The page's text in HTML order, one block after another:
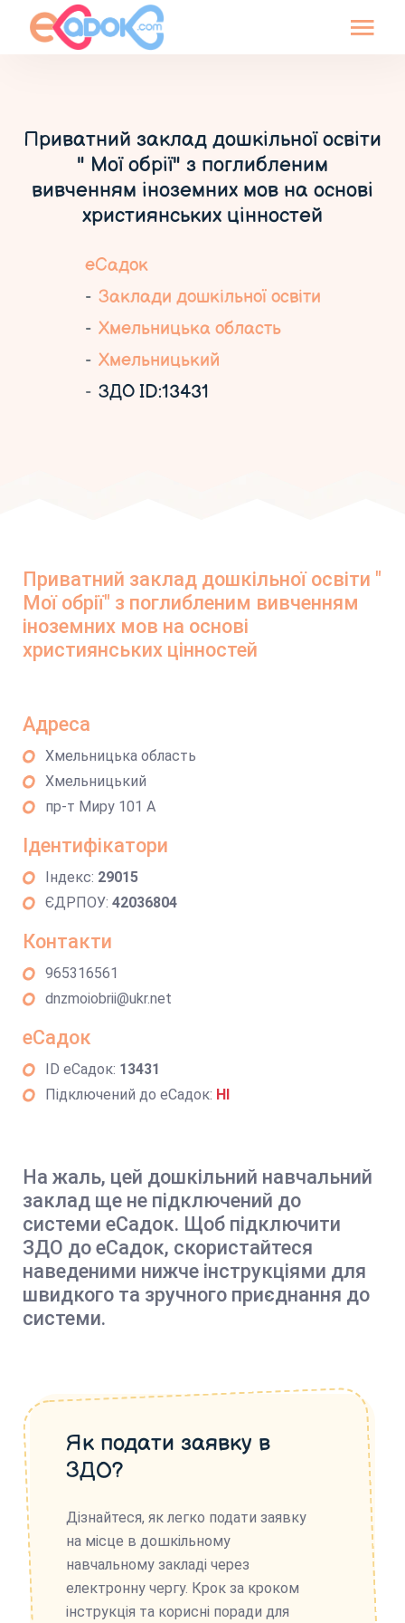
Приватний заклад дошкільної освіти
" Мої обрії" з поглибленим
вивченням іноземних мов на основі
християнських цінностей
еСадок
Заклади дошкільної освіти
Хмельницька область
Хмельницький
ЗДО ID:13431
Приватний заклад дошкільної освіти "
Мої обрії" з поглибленим вивченням
іноземних мов на основі
християнських цінностей
Адреса
Хмельницька область
Хмельницький
пр-т Миру 101 А
Ідентифікатори
Індекс: 29015
ЄДРПОУ: 42036804
Контакти
965316561
dnzmoiobrii@ukr.net
еСадок
ID еСадок: 13431
Підключений до еСадок: НІ
На жаль, цей дошкільний навчальний
заклад ще не підключений до
системи еСадок. Щоб підключити
ЗДО до еСадок, скористайтеся
наведеними нижче інструкціями для
швидкого та зручного приєднання до
системи.
Як подати заявку в
ЗДО?
Дізнайтеся, як легко подати заявку
на місце в дошкільному
навчальному закладі через
електронну чергу. Крок за кроком
інструкція та корисні поради для